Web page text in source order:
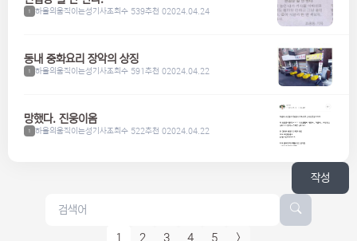
1 하울의움직이는성기사조회수 539추천 02024.04.24
동내 중화요리 장악의 상징
1 하울의움직이는성기사조회수 591추천 02024.04.22
망했다. 진웅이옴
1 하울의움직이는성기사조회수 522추천 02024.04.22
작성
1 2 3 4 5 >